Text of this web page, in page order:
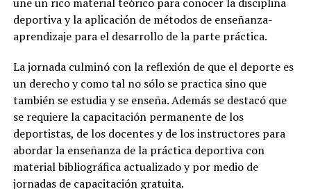
deportiva y la aplicación de métodos de enseñanza-
aprendizaje para el desarrollo de la parte práctica.
La jornada culminó con la reflexión de que el deporte es
un derecho y como tal no sólo se practica sino que
también se estudia y se enseña. Además se destacó que
se requiere la capacitación permanente de los
deportistas, de los docentes y de los instructores para
abordar la enseñanza de la práctica deportiva con
material bibliográfica actualizado y por medio de
jornadas de capacitación gratuita.